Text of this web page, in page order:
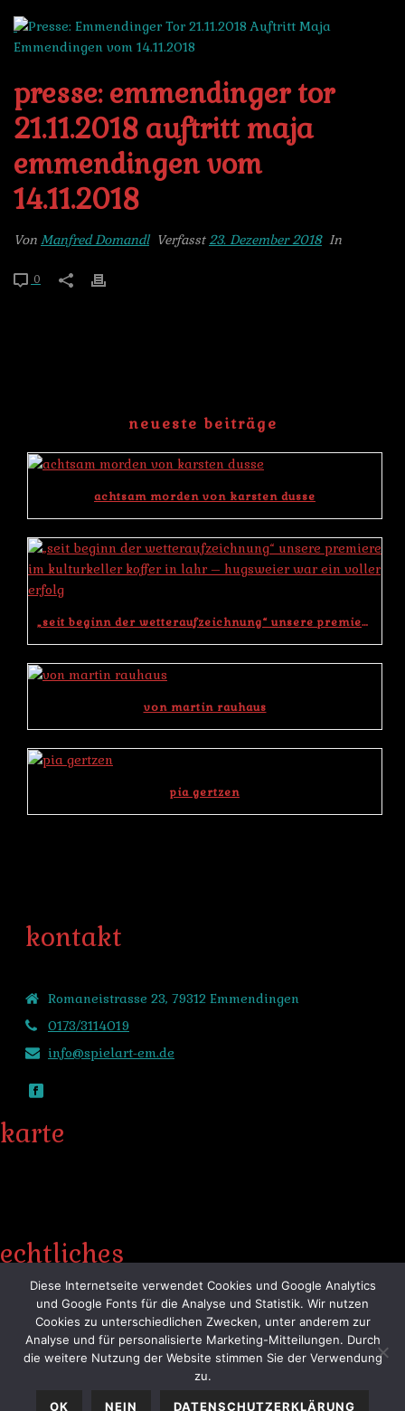
presse: emmendinger tor
21.11.2018 auftritt maja
emmendingen vom
14.11.2018
Von Manfred Domandl Verfasst23. Dezember 2018 In
0
neueste beiträge
achtsam morden von karsten dusse
„seit beginn der wetteraufzeichnung“ unsere premiere im kulturkeller koffer in lahr – hugsweier war ein voller erfolg
von martin rauhaus
pia gertzen
kontakt
Romaneistrasse 23, 79312 Emmendingen
0173/3114019
info@spielart-em.de
karte
2026 SpielArt Emmendingen
(Disclaimer)
Diese Internetseite verwendet Cookies und Google Analytics
und Google Fonts für die Analyse und Statistik. Wir nutzen
Cookies zu unterschiedlichen Zwecken, unter anderem zur
Analyse und für personalisierte Marketing-Mitteilungen. Durch
die weitere Nutzung der Website stimmen Sie der Verwendung
zu.
OK NEIN DATENSCHUTZERKLÄRUNG